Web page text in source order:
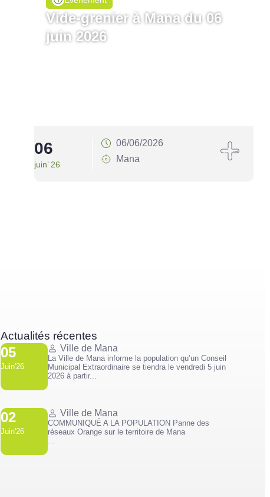
Vide-grenier à Mana du 06
juin 2026
06
juin’ 26
06/06/2026
Mana
Actualités récentes
05
Juin'26
Ville de Mana
La Ville de Mana informe la population qu’un Conseil
Municipal Extraordinaire se tiendra le vendredi 5 juin
2026 à partir...
02
Juin'26
Ville de Mana
COMMUNIQUÉ A LA POPULATION Panne des
réseaux Orange sur le territoire de Mana
...